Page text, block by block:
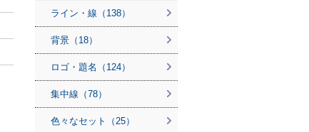
ライン・線（138）
背景（18）
ロゴ・題名（124）
集中線（78）
色々なセット（25）